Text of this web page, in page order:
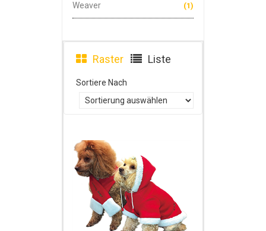
Weaver (1)
Raster Liste
Sortiere Nach